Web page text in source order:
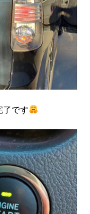
了です